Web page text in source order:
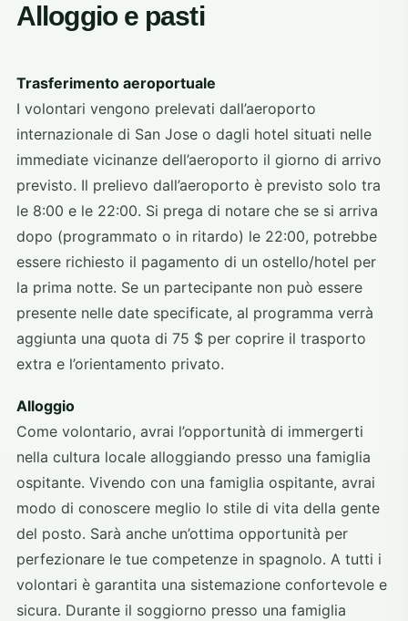
Alloggio e pasti
Trasferimento aeroportuale
I volontari vengono prelevati dall’aeroporto
internazionale di San Jose o dagli hotel situati nelle
immediate vicinanze dell’aeroporto il giorno di arrivo
previsto. Il prelievo dall’aeroporto è previsto solo tra
le 8:00 e le 22:00. Si prega di notare che se si arriva
dopo (programmato o in ritardo) le 22:00, potrebbe
essere richiesto il pagamento di un ostello/hotel per
la prima notte. Se un partecipante non può essere
presente nelle date specificate, al programma verrà
aggiunta una quota di 75 $ per coprire il trasporto
extra e l’orientamento privato.
Alloggio
Come volontario, avrai l’opportunità di immergerti
nella cultura locale alloggiando presso una famiglia
ospitante. Vivendo con una famiglia ospitante, avrai
modo di conoscere meglio lo stile di vita della gente
del posto. Sarà anche un’ottima opportunità per
perfezionare le tue competenze in spagnolo. A tutti i
volontari è garantita una sistemazione confortevole e
sicura. Durante il soggiorno presso una famiglia